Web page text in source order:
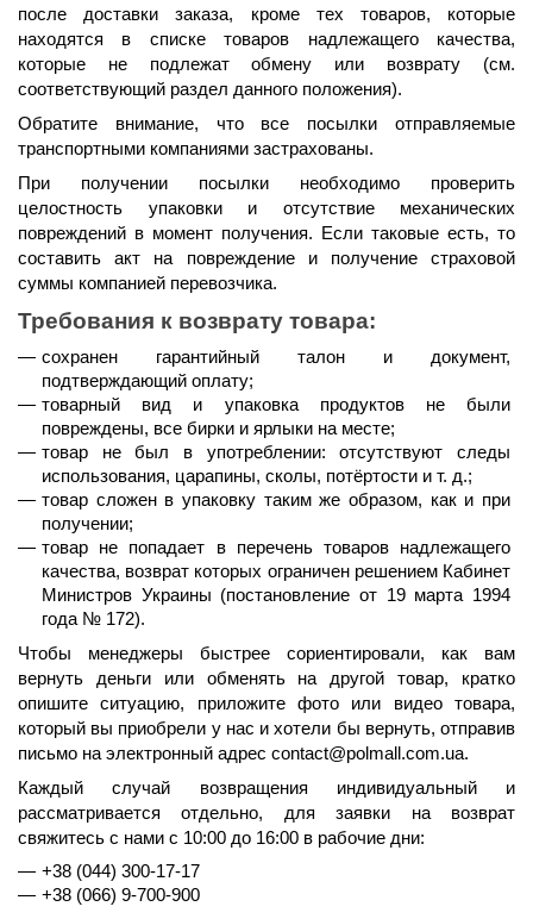
после доставки заказа, кроме тех товаров, которые
находятся в списке товаров надлежащего качества,
которые не подлежат обмену или возврату (см.
соответствующий раздел данного положения).
Обратите внимание, что все посылки отправляемые
транспортными компаниями застрахованы.
При получении посылки необходимо проверить
целостность упаковки и отсутствие механических
повреждений в момент получения. Если таковые есть, то
составить акт на повреждение и получение страховой
суммы компанией перевозчика.
Требования к возврату товара:
сохранен гарантийный талон и документ,
подтверждающий оплату;
товарный вид и упаковка продуктов не были
повреждены, все бирки и ярлыки на месте;
товар не был в употреблении: отсутствуют следы
использования, царапины, сколы, потёртости и т. д.;
товар сложен в упаковку таким же образом, как и при
получении;
товар не попадает в перечень товаров надлежащего
качества, возврат которых ограничен решением Кабинет
Министров Украины (постановление от 19 марта 1994
года № 172).
Чтобы менеджеры быстрее сориентировали, как вам
вернуть деньги или обменять на другой товар, кратко
опишите ситуацию, приложите фото или видео товара,
который вы приобрели у нас и хотели бы вернуть, отправив
письмо на электронный адрес contact@polmall.com.ua.
Каждый случай возвращения индивидуальный и
рассматривается отдельно, для заявки на возврат
свяжитесь с нами с 10:00 до 16:00 в рабочие дни:
+38 (044) 300-17-17
+38 (066) 9-700-900